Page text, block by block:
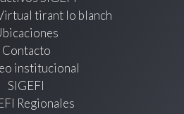
tirant lo blanch
Contacto
institucional
SIGEFI
Regionales